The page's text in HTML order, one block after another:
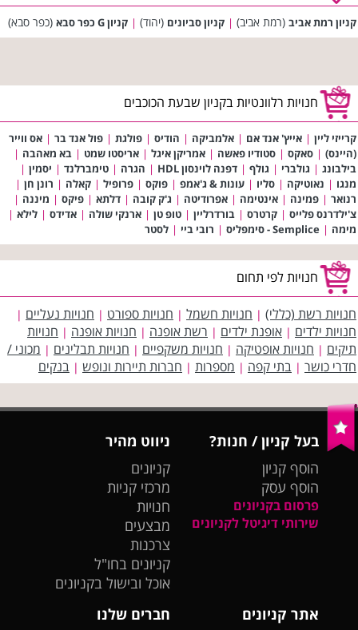
קניון רמת אביב (רמת אביב) | קניון סביונים (יהוד) | קניון G כפר סבא (כפר סבא)
חנויות רלוונטיות בקניון שבעת הכוכבים
קרייזי ליין | אייץ' אנד אם | אלמביקה | הודיס | פולגת | פול אנד בר | אס ווייר
(היינס) | סאקס | סטודיו פאשה | אמריקן איגל | אריסטו שמט | בא מאהבה |
בילבונג | גולברי | גולף | דפנה לוינסון HDL | הגרה | טימברלנד | יסמין |
מנגו | נאוטיקה | סליו | עונות & ג'אמפ | פוקס | פרופיל | קאלה | רונן חן |
רנואר | פמינה | אינטימה | אפרודיטה | ג'ק קובה | דלתא | פיקס | מיננה |
צ'ילדרנס פלייס | קרטרס | בורדרליין | טופ טן | ארנקי שולה | אדידס | לילא |
מימה | Semplice - סימפליס | רובי ביי | לסטר
חנויות לפי תחום
חנויות רשת (כללי) | חנויות חשמל | חנויות ספורט | חנויות נעליים |
חנויות ילדים | אופנת ילדים | רשת אופנה | חנויות אופנה | חנויות
תיקים | חנויות אופטיקה | חנויות משקפיים | חנויות תבלינים | מכוני /
חדרי כושר | בתי קפה | מספרות | חברות תיירות ונופש | בנקים
בעל קניון / חנות?
הוסף קניון
הוסף עסק
פרסום בקניונים
שירותי דיגיטל לקניונים
ניווט מהיר
קניונים
מרכזי קניות
חנויות
מבצעים
צרכנות
קניונים בחו"ל
אוכל ובישול בקניונים
אתר קניונים
חברים שלנו